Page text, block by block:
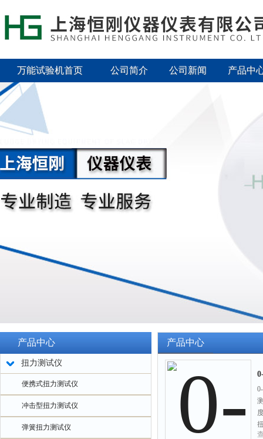
万能试验机首页 公司简介 公司新闻 产品中
产品中心
扭力测试仪
便携式扭力测试仪
冲击型扭力测试仪
弹簧扭力测试仪
产品中心